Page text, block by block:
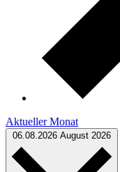
Aktueller Monat
06.08.2026 August 2026